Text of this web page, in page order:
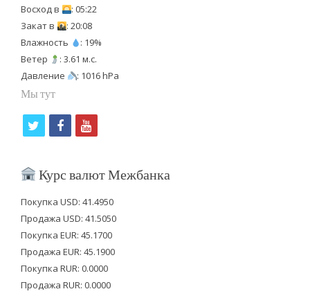
Восход в
: 05:22
Закат в
: 20:08
Влажность
: 19%
Ветер
: 3.61 м.с.
Давление
: 1016 hPa
Мы тут
i
t
e
r
f
c
b
o
o
k
y
u
u
b
e
Курс валют Межбанка
Покупка USD: 41.4950
Продажа USD: 41.5050
Покупка EUR: 45.1700
Продажа EUR: 45.1900
Покупка RUR: 0.0000
Продажа RUR: 0.0000